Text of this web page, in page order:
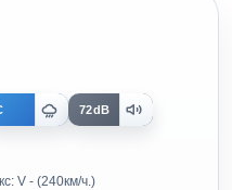
72dB
V - (240км/ч.)